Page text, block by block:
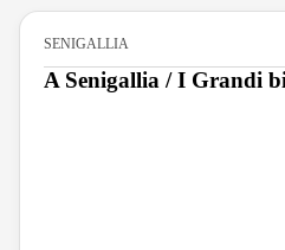
SENIGALLIA
A Senigallia / I Grandi